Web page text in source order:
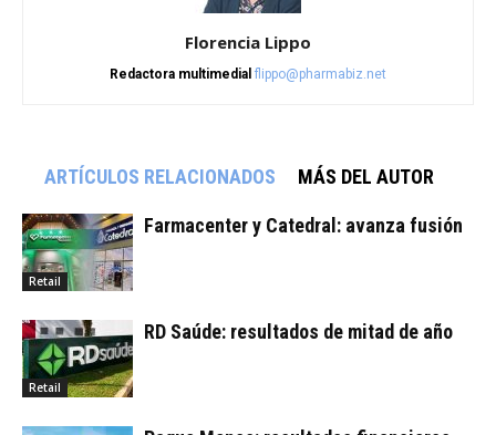
Florencia Lippo
Redactora multimedial flippo@pharmabiz.net
ARTÍCULOS RELACIONADOS MÁS DEL AUTOR
Retail
Farmacenter y Catedral: avanza fusión
Retail
RD Saúde: resultados de mitad de año